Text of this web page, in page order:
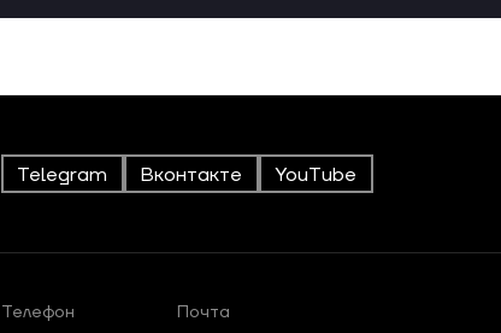
Telegram Вконтакте YouTube
Телефон Почта